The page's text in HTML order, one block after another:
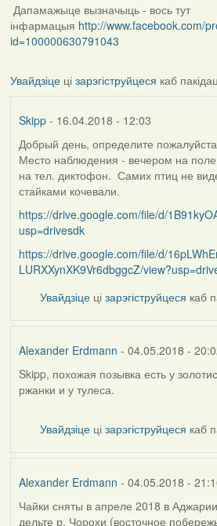
Дапамажыце вызначыць - вось тут
інфармацыя http://www.facebook.com/
id=100000630791043
Увайдзіцеці зарэгіструйцеся каб
Skipp- 16.04.2018 - 12:03
Добрый день, определите
Место наблюдения - вечером на
на тел. диктофон. Самих птиц не
стайками кочевали.
https://drive.google.com/file/d/
usp=drivesdk
https://drive.google.com/file/d/
LURXXynXK9Vr6dbggcZ/
Увайдзіце цізарэгіструйцеся каб
Alexander Erdmann - 04.05.2018 -
In
reply
Skipp, похожая позывка есть у
ржанки и у тулеса.
Увайдзіце цізарэгіструйцеся каб
Alexander Erdmann - 04.05.2018 -
Чайки сняты в апреле 2018 в
дельте р. Чорохи (восточное